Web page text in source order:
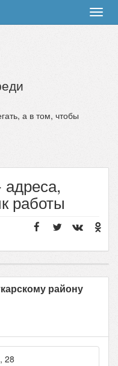
а в том, чтобы
работы
району
28